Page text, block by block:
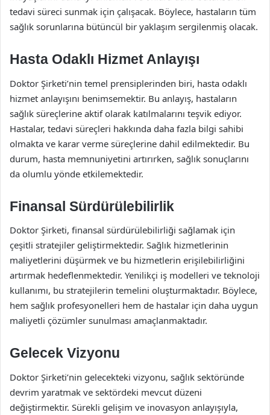
tedavi süreci sunmak için çalışacak. Böylece, hastaların tüm
sağlık sorunlarına bütüncül bir yaklaşım sergilenmiş olacak.
Hasta Odaklı Hizmet Anlayışı
Doktor Şirketi’nin temel prensiplerinden biri, hasta odaklı
hizmet anlayışını benimsemektir. Bu anlayış, hastaların
sağlık süreçlerine aktif olarak katılmalarını teşvik ediyor.
Hastalar, tedavi süreçleri hakkında daha fazla bilgi sahibi
olmakta ve karar verme süreçlerine dahil edilmektedir. Bu
durum, hasta memnuniyetini artırırken, sağlık sonuçlarını
da olumlu yönde etkilemektedir.
Finansal Sürdürülebilirlik
Doktor Şirketi, finansal sürdürülebilirliği sağlamak için
çeşitli stratejiler geliştirmektedir. Sağlık hizmetlerinin
maliyetlerini düşürmek ve bu hizmetlerin erişilebilirliğini
artırmak hedeflenmektedir. Yenilikçi iş modelleri ve teknoloji
kullanımı, bu stratejilerin temelini oluşturmaktadır. Böylece,
hem sağlık profesyonelleri hem de hastalar için daha uygun
maliyetli çözümler sunulması amaçlanmaktadır.
Gelecek Vizyonu
Doktor Şirketi’nin gelecekteki vizyonu, sağlık sektöründe
devrim yaratmak ve sektördeki mevcut düzeni
değiştirmektir. Sürekli gelişim ve inovasyon anlayışıyla,